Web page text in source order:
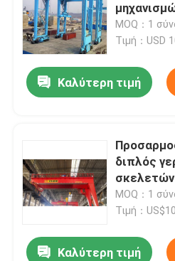
MOQ：1
Τιμή：USD
Καλύτερη τιμή
διπλός
σκελετών
MOQ：1
Τιμή：
Καλύτερη τιμή